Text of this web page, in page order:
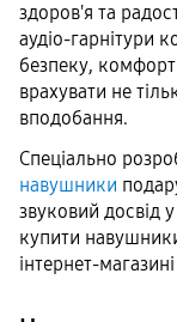
здоров'я та
аудіо-гарнітури
безпеку, комфорт
врахувати не
вподобання.
Спеціально
навушники
звуковий досвід
купити
інтернет-